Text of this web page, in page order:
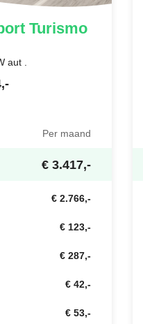
Turismo
aut .
,-
Per maand
€ 3.417,-
€ 2.766,-
€ 123,-
€ 287,-
€ 42,-
€ 53,-